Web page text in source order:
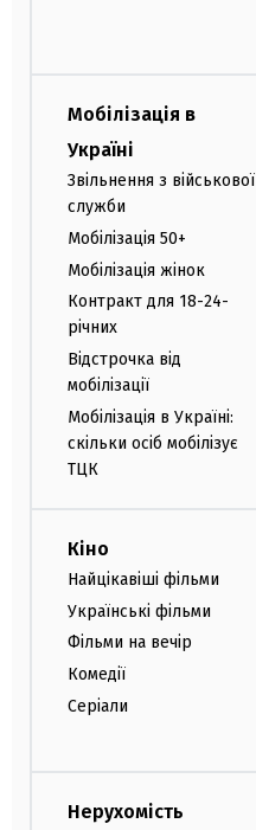
Мобілізація в
Україні
Звільнення з військової
служби
Мобілізація 50+
Мобілізація жінок
Контракт для 18-24-
річних
Відстрочка від
мобілізації
Мобілізація в Україні:
скільки осіб мобілізує
ТЦК
Кіно
Найцікавіші фільми
Українські фільми
Фільми на вечір
Комедії
Серіали
Нерухомість